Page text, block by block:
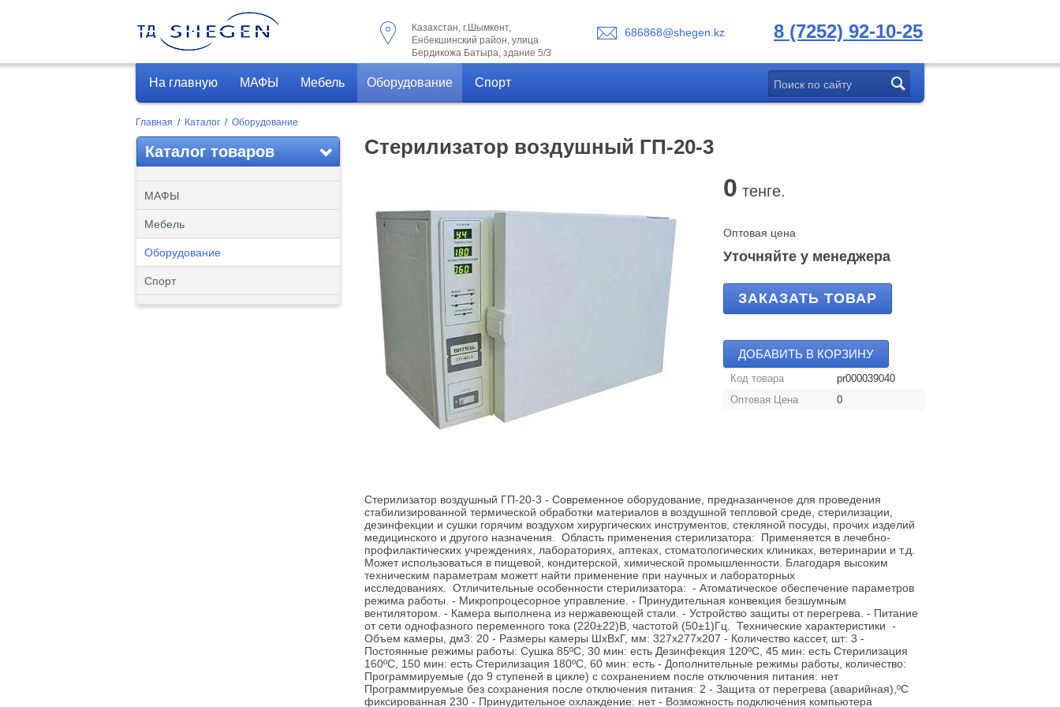
Казахстан, г.Шымкент,
Енбекшинский район, улица
Бердикожа Батыра, здание 5/3
686868@shegen.kz 8 (7252) 92-10-25
На главную МАФЫ Мебель Оборудование Спорт
Главная / Каталог / Оборудование
Каталог товаров
МАФЫ
Мебель
Оборудование
Спорт
Стерилизатор воздушный ГП-20-3
0 тенге.
Оптовая цена
Уточняйте у менеджера
ЗАКАЗАТЬ ТОВАР
ДОБАВИТЬ В КОРЗИНУ
Код товара
pr000039040
Оптовая Цена
0
Стерилизатор воздушный ГП-20-3 - Современное оборудование, предназанченое для проведения
стабилизированной термической обработки материалов в воздушной тепловой среде, стерилизации,
дезинфекции и сушки горячим воздухом хирургических инструментов, стекляной посуды, прочих изделий
медицинского и другого назначения. Область применения стерилизатора: Применяется в лечебно-
профилактических учреждениях, лабораториях, аптеках, стоматологических клиниках, ветеринарии и т.д.
Может использоваться в пищевой, кондитерской, химической промышленности. Благодаря высоким
техническим параметрам можетт найти применение при научных и лабораторных
исследованиях. Отличительные особенности стерилизатора: - Атоматическое обеспечение параметров
режима работы. - Микропроцесорное управление. - Принудительная конвекция безшумным
вентилятором. - Камера выполнена из нержавеющей стали. - Устройство защиты от перегрева. - Питание
от сети однофазного переменного тока (220±22)В, частотой (50±1)Гц. Технические характеристики -
Объем камеры, дм3: 20 - Размеры камеры ШхВхГ, мм: 327х277х207 - Количество кассет, шт: 3 -
Постоянные режимы работы: Сушка 85ºС, 30 мин: есть Дезинфекция 120ºС, 45 мин: есть Стерилизация
160ºС, 150 мин: есть Стерилизация 180ºС, 60 мин: есть - Дополнительные режимы работы, количество:
Программируемые (до 9 ступеней в цикле) с сохранением после отключения питания: нет
Программируемые без сохранения после отключения питания: 2 - Защита от перегрева (аварийная),ºС
фиксированная 230 - Принудительное охлаждение: нет - Возможность подключения компьютера